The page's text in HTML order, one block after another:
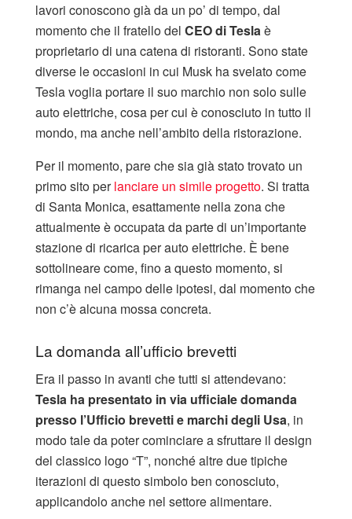
lavori conoscono già da un po’ di tempo, dal
momento che il fratello del CEO di Teslaè
proprietario di una catena di ristoranti. Sono state
diverse le occasioni in cui Musk ha svelato come
Tesla voglia portare il suo marchio non solo sulle
auto elettriche, cosa per cui è conosciuto in tutto il
mondo, ma anche nell’ambito della ristorazione.
Per il momento, pare che sia già stato trovato un
primo sito perlanciare un simile progetto. Si tratta
di Santa Monica, esattamente nella zona che
attualmente è occupata da parte di un’importante
stazione di ricarica per auto elettriche. È bene
sottolineare come, fino a questo momento, si
rimanga nel campo delle ipotesi, dal momento che
non c’è alcuna mossa concreta.
La domanda all’ufficio brevetti
Era il passo in avanti che tutti si attendevano:
Tesla ha presentato in via ufficiale domanda
presso l’Ufficio brevetti e marchi degli Usa, in
modo tale da poter cominciare a sfruttare il design
del classico logo “T”, nonché altre due tipiche
iterazioni di questo simbolo ben conosciuto,
applicandolo anche nel settore alimentare.